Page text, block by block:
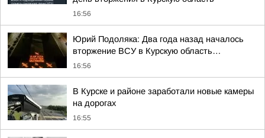
16:56
Юрий Подоляка: Два года назад началось
вторжение ВСУ в Курскую область…
16:56
В Курске и районе заработали новые камеры
на дорогах
16:55